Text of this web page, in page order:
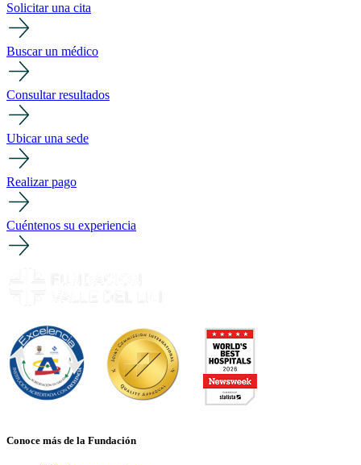
Solicitar una cita
Buscar un médico
Consultar resultados
Ubicar una sede
Realizar pago
Cuéntenos su experiencia
Conoce más de la Fundación